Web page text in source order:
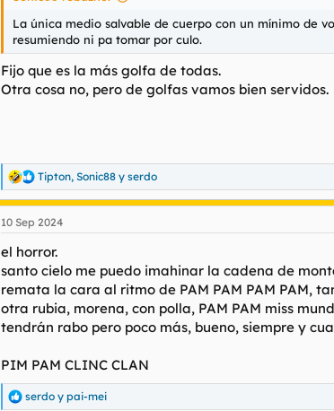
www.libertaddigital.com
Ver el archivos adjunto 170730
NAFARROAK
Ver el archivos adjunto 170731
LA RIOJA
Ver el archivos adjunto 170733
PROVINCIAS VASCONGADAS
Ver el archivos adjunto 170734
MANDRIL
Ver el archivos adjunto 170735
Ver el archivos adjunto 170736
La única medio salvable de cuerpo con un mínimo de
resumiendo ni pa tomar por culo.
Fijo que es la más golfa de todas.
Otra cosa no, pero de golfas vamos bien servidos.
R
e
a
c
i
o
e
s
:
Tipton, Sonic88 y serdo
10 Sep 2024
el horror.
santo cielo me puedo imahinar la cadena de
remata la cara al ritmo de PAM PAM PAM PAM,
otra rubia, morena, con polla, PAM PAM miss
tendrán rabo pero poco más, bueno, siempre y
PIM PAM CLINC CLAN
R
serdo y pai-mei